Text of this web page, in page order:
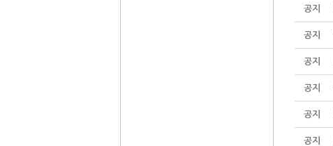
공지
공지
공지
공지
공지
공지